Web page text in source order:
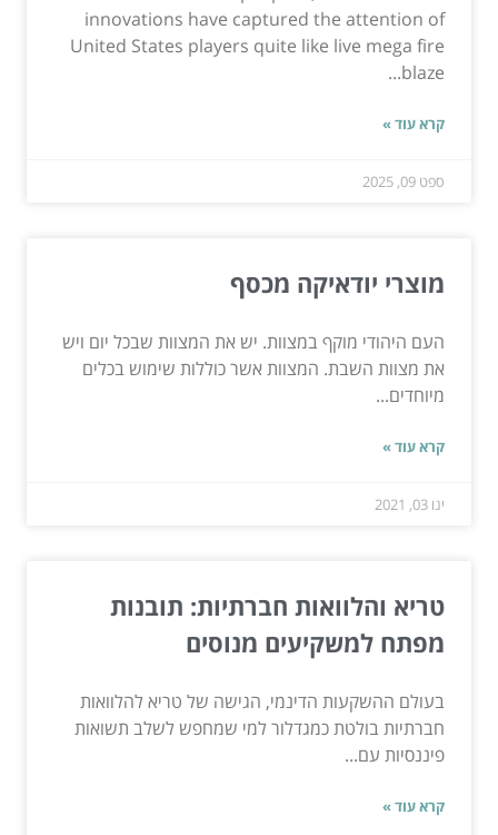
innovations have captured the attention of
United States players quite like live mega fire
blaze...
קרא עוד »
ספט 09, 2025
מוצרי יודאיקה מכסף
העם היהודי מוקף במצוות. יש את המצוות שבכל יום ויש
את מצוות השבת. המצוות אשר כוללות שימוש בכלים
מיוחדים...
קרא עוד »
ינו 03, 2021
טריא והלוואות חברתיות: תובנות
מפתח למשקיעים מנוסים
בעולם ההשקעות הדינמי, הגישה של טריא להלוואות
חברתיות בולטת כמגדלור למי שמחפש לשלב תשואות
פיננסיות עם...
קרא עוד »